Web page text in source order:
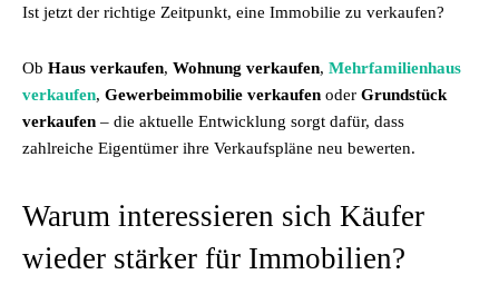
Ist jetzt der richtige Zeitpunkt, eine Immobilie zu verkaufen?
Ob Haus verkaufen, Wohnung verkaufen, Mehrfamilienhaus
verkaufen, Gewerbeimmobilie verkaufen oder Grundstück
verkaufen – die aktuelle Entwicklung sorgt dafür, dass
zahlreiche Eigentümer ihre Verkaufspläne neu bewerten.
Warum interessieren sich Käufer
wieder stärker für Immobilien?